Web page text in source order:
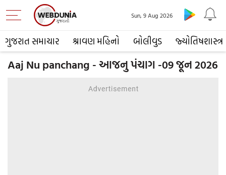
ગુજરાત સમાચાર શ્રાવણ મહિનો બોલીવુડ જ્યોતિષશાસ્ત્ર
Sun, 9 Aug 2026
Aaj Nu panchang - આજનુ પંચાગ -09 જૂન 2026